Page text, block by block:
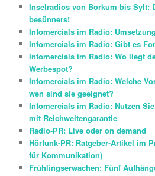
Inselradios von Borkum bis Sylt:
besünners!
Infomercials im Radio:
Infomercials im Radio: Gibt es
Infomercials im Radio: Wo liegt
Werbespot?
Infomercials im Radio: Welche
wen sind sie geeignet?
Infomercials im Radio: Nutzen
mit Reichweitengarantie
Radio-PR: Live oder on demand
Hörfunk-PR: Ratgeber-Artikel im
für Kommunikation)
Frühlingserwachen: Fünf